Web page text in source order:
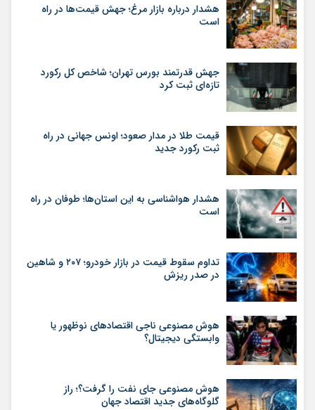
هشدار درباره بازار مرغ؛ جهش قیمت‌ها در راه
است
جهش قدرتمند بورس تهران؛ شاخص کل رکورد
تازه‌ای ثبت کرد
قیمت طلا در مدار صعود؛ اونس جهانی در راه
ثبت رکورد جدید
هشدار هواشناسی به این استان‌ها؛ طوفان در راه
است
تداوم سقوط قیمت در بازار خودرو؛ ۲۰۷ و شاهین
در صدر ریزش
هوش مصنوعی ناجی اقتصادهای نوظهور یا
وابستگی دیجیتال؟
هوش مصنوعی جای نفت را گرفت؟؛ راز
گلوگاه‌های جدید اقتصاد جهان